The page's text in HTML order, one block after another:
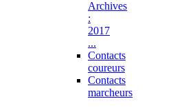
Archives
:
2017
...
Contacts
coureurs
Contacts
marcheurs